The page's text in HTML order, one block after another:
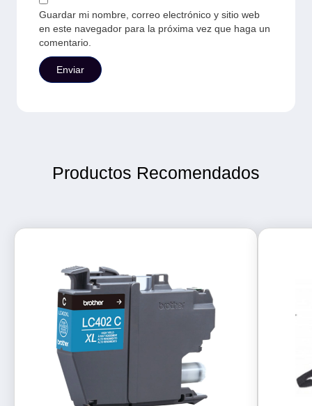
Guardar mi nombre, correo electrónico y sitio web
en este navegador para la próxima vez que haga un
comentario.
Productos Recomendados